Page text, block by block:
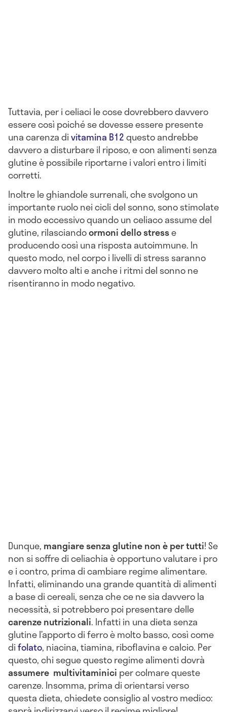
Tuttavia, per i celiaci le cose dovrebbero davvero
essere così poiché se dovesse essere presente
una carenza divitamina B12questo andrebbe
davvero a disturbare il riposo, e con alimenti senza
glutine è possibile riportarne i valori entro i limiti
corretti.
Inoltre le ghiandole surrenali, che svolgono un
importante ruolo nei cicli del sonno, sono stimolate
in modo eccessivo quando un celiaco assume del
glutine, rilasciandoormoni dello stresse
producendo così una risposta autoimmune. In
questo modo, nel corpo i livelli di stress saranno
davvero molto alti e anche i ritmi del sonno ne
risentiranno in modo negativo.
Dunque, mangiare senza glutine non è per tutti! Se
non si soffre di celiachia è opportuno valutare i pro
e i contro, prima di cambiare regime alimentare.
Infatti, eliminando una grande quantità di alimenti
a base di cereali, senza che ce ne sia davvero la
necessità, si potrebbero poi presentare delle
carenze nutrizionali. Infatti in una dieta senza
glutine l’apporto di ferro è molto basso, così come
difolato, niacina, tiamina, riboflavina e calcio. Per
questo, chi segue questo regime alimenti dovrà
assumere multivitaminici per colmare queste
carenze. Insomma, prima di orientarsi verso
questa dieta, chiedete consiglio al vostro medico: